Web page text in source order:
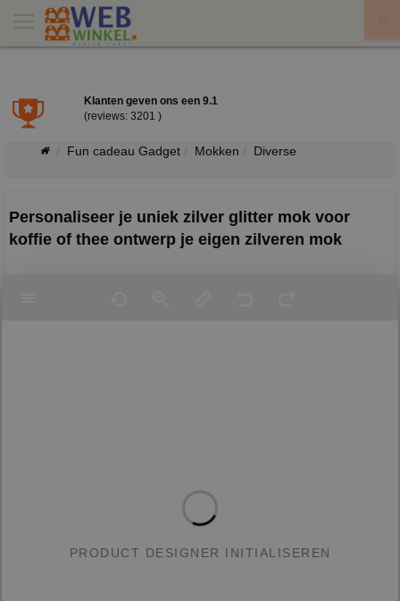
Klanten geven ons een 9.1
(reviews: 3201 )
Fun cadeau Gadget Mokken Diverse
Personaliseer je uniek zilver glitter mok voor
koffie of thee ontwerp je eigen zilveren mok
PRODUCT DESIGNER INITIALISEREN